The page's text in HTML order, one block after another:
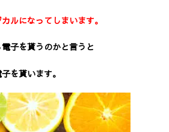
ルになってしまいます。
子を貰うのかと言うと
を貰います。